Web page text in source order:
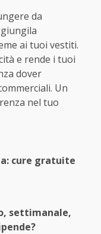
da
ai tuoi vestiti.
e rende i tuoi
dover
Un
nel tuo
cure gratuite
settimanale,